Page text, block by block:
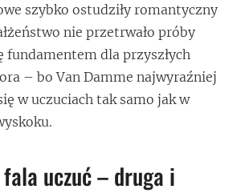
szybko ostudziły romantyczny
nie przetrwało próby
fundamentem dla przyszłych
– bo Van Damme najwyraźniej
w uczuciach tak samo jak w
uczuć – druga i